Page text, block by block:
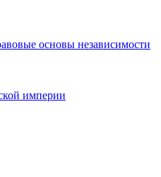
основы независимости
империи